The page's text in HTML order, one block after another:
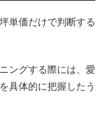
単価だけで判断する
ングする際には、愛
具体的に把握したう